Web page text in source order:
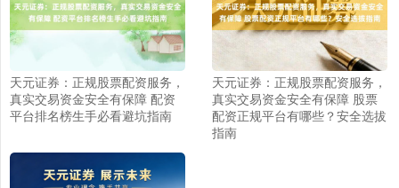
天元证券：正规股票配资服务，
真实交易资金安全有保障 配资
平台排名榜生手必看避坑指南
天元证券：正规股票配资服务，
真实交易资金安全有保障 股票
配资正规平台有哪些？安全选拔
指南